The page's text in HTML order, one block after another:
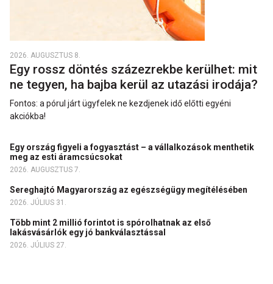
2026. AUGUSZTUS 8.
Egy rossz döntés százezrekbe kerülhet: mit
ne tegyen, ha bajba kerül az utazási irodája?
Fontos: a pórul járt ügyfelek ne kezdjenek idő előtti egyéni
akciókba!
Egy ország figyeli a fogyasztást – a vállalkozások menthetik
meg az esti áramcsúcsokat
2026. AUGUSZTUS 7.
Sereghajtó Magyarország az egészségügy megítélésében
2026. JÚLIUS 31.
Több mint 2 millió forintot is spórolhatnak az első
lakásvásárlók egy jó bankválasztással
2026. JÚLIUS 27.